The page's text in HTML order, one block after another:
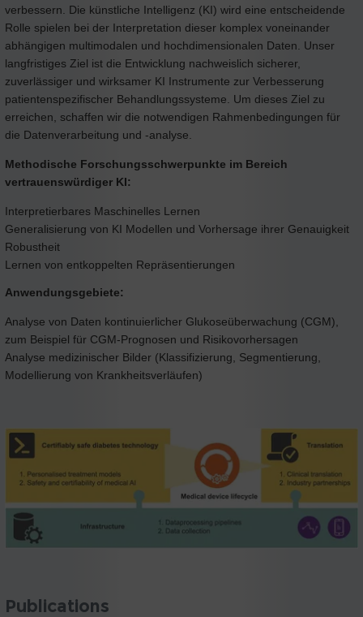
verbessern. Die künstliche Intelligenz (KI) wird eine entscheidende
Rolle spielen bei der Interpretation dieser komplex voneinander
abhängigen multimodalen und hochdimensionalen Daten. Unser
langfristiges Ziel ist die Entwicklung nachweislich sicherer,
zuverlässiger und wirksamer KI Instrumente zur Verbesserung
patientenspezifischer Behandlungssysteme. Um dieses Ziel zu
erreichen, schaffen wir die notwendigen Rahmenbedingungen für
die Datenverarbeitung und -analyse.
Methodische Forschungsschwerpunkte im Bereich
vertrauenswürdiger KI:
Interpretierbares Maschinelles Lernen
Generalisierung von KI Modellen und Vorhersage ihrer Genauigkeit
Robustheit
Lernen von entkoppelten Repräsentierungen
Anwendungsgebiete:
Analyse von Daten kontinuierlicher Glukoseüberwachung (CGM),
zum Beispiel für CGM-Prognosen und Risikovorhersagen
Analyse medizinischer Bilder (Klassifizierung, Segmentierung,
Modellierung von Krankheitsverläufen)
Publications